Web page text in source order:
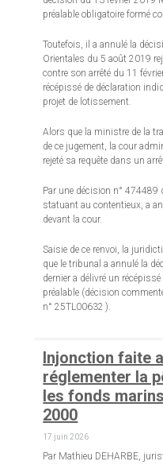
préalable obligatoire formé
Toutefois, il a annulé la
Orientales du 5 août 2019
contre son arrêté du 11
récépissé de déclaration
projet de lotissement.
Alors que la ministre de la
de ce jugement, la cour
rejeté sa requête dans un
Par une décision n° 474489
statuant au contentieux, a
devant la cour.
Saisie de ce renvoi, la
que le tribunal a annulé la
dernier a délivré un
préalable (décision
n° 25TL00632 ).
Injonction faite
réglementer la
les fonds
2000
17 juin 2026
Par Mathieu DEHARBE,